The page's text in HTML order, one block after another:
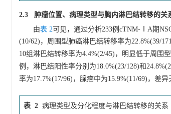
2.3 肿瘤位置、病理类型与胸内淋巴结转移的关
由表 2可见，通过分析233例cTNM-ⅠA期
(10/62)，周围型肺癌淋巴结转移率为22.8%(39/
10组淋巴结转移率为4.4%(2/45)，明显低于周围
例，淋巴结阳性率分别为18.0%(23/128)和
率为17.7%(17/96)，腺癌中为15.9%(11/69)，差
表 2 病理类型及分化程度与淋巴结转移的关系